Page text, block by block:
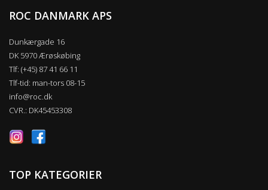
ROC DANMARK APS
Dunkærgade 16
DK 5970 Ærøskøbing
Tlf: (+45) 87 41 66 11
Tlf-tid: man-tors 08-15
info@roc.dk
CVR.: DK45453308
TOP KATEGORIER